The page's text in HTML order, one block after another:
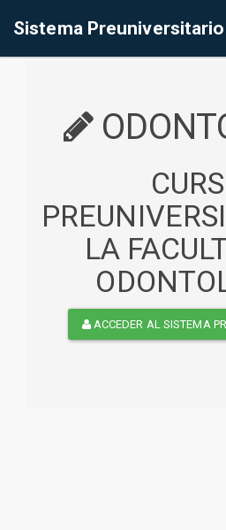
Sistema Preuniversitario
LA
ACCEDER AL SISTEMA